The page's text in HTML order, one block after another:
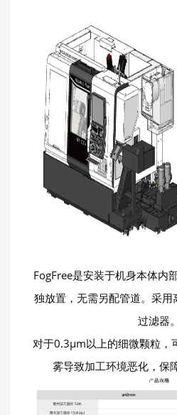
FogFree是安装于机身本体内
独放置，无需另配管道。采用
过滤器。
对于0.3μm以上的细微颗粒，
雾导致加工环境恶化，保